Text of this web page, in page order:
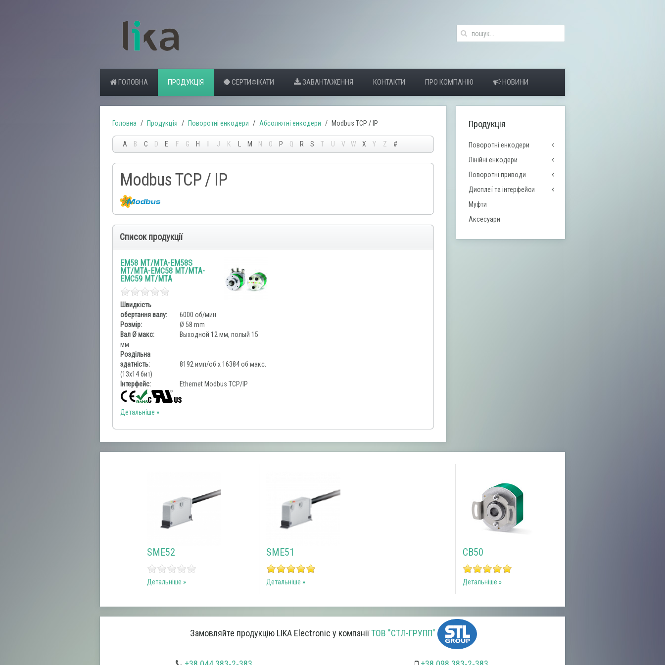
ГОЛОВНА ПРОДУКЦІЯ СЕРТИФІКАТИ ЗАВАНТАЖЕННЯ КОНТАКТИ ПРО КОМПАНІЮ НОВИНИ
Головна Продукція Поворотні енкодери Абсолютні енкодери Modbus TCP / IP
A B C D E F G H J K M N O P Q R S T U V W X Y Z #
Modbus TCP / IP
Список продукції
EM58 MT/MTA-EM58S
MT/MTA-EMC58 MT/MTA-
EMC59 MT/MTA
Швидкість
обертання валу:
6000 об/мин
Розмір:
Ø 58 mm
Вал Ø макс:
Выходной 12 мм, полый 15
мм
Роздільна
здатність:
8192 имп/об x 16384 об макс.
(13х14 бит)
Інтерфейс:
Ethernet Modbus TCP/IP
Детальніше
Продукція
Поворотні енкодери
Лінійні енкодери
Поворотні приводи
Дисплеї та інтерфейси
Муфти
Аксесуари
SME52
Детальніше
SME51
Детальніше Детальніше
Замовляйте продукцію LIKA Electronic у компаніїТОВ "СТЛ-ГРУПП"